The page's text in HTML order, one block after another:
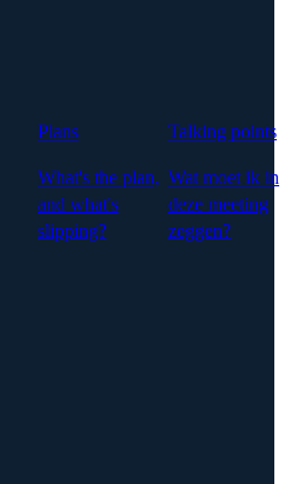
Plans
What's the plan,
and what's
slipping?
Talking points
Wat moet ik in
deze meeting
zeggen?